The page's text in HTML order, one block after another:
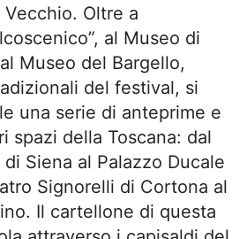
Oltre a
al Museo di
Museo del Bargello,
del festival, si
una serie di anteprime e
spazi della Toscana: dal
Siena al Palazzo Ducale
Signorelli di Cortona al
Il cartellone di questa